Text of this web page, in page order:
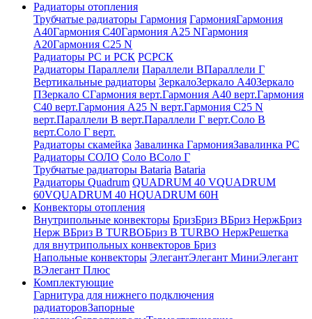
Радиаторы отопления
Трубчатые радиаторы Гармония ГармонияГармония
А40Гармония С40Гармония А25 NГармония
А20Гармония С25 N
Радиаторы РС и РСК РСРСК
Радиаторы Параллели Параллели ВПараллели Г
Вертикальные радиаторы ЗеркалоЗеркало А40Зеркало
ПЗеркало СГармония верт.Гармония А40 верт.Гармония
С40 верт.Гармония А25 N верт.Гармония С25 N
верт.Параллели В верт.Параллели Г верт.Соло В
верт.Соло Г верт.
Радиаторы скамейка Завалинка ГармонияЗавалинка РС
Радиаторы СОЛО Соло ВСоло Г
Трубчатые радиаторы Bataria Bataria
Радиаторы Quadrum QUADRUM 40 VQUADRUM
60VQUADRUM 40 HQUADRUM 60H
Конвекторы отопления
Внутрипольные конвекторы БризБриз ВБриз НержБриз
Нерж ВБриз В TURBOБриз В TURBO НержРешетка
для внутрипольных конвекторов Бриз
Напольные конвекторы ЭлегантЭлегант МиниЭлегант
ВЭлегант Плюс
Комплектующие
Гарнитура для нижнего подключения
радиаторовЗапорные